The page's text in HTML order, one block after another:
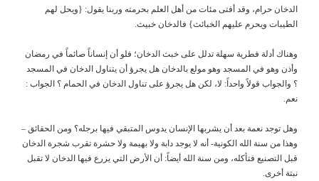
الدخان حرام، وقد أفتى مئات من أهل العلم بحرمته وربنا يقول: {ويحل لهم
الطيبات ويحرم عليهم الخبائث} فالدخان خبيث.
وهناك أدلة فطرية سهلة تدلل على خبث الدخان؛ فلو أن إنساناً صائماً في رمضان
وأذن وهو في المسجد وهو مولع بالدخان هل يجرؤ أن يتناول الدخان في المسجد
؟ والجواب قولاً واحداً: لا، لكن هل يجرؤ على تناول الدخان في الحمام ؟ الجواب :
نعم.
وهل توجد نعمة بعد أن يشربها الإنسان يدوس المتبقي فيها برجله؟ ومن الحقائق –
وهذا من سنة الله الكونية- أنه لا يوجد دابة ولا بهيمة ولا حشرة تقرب شجرة الدخان
قبل التصنيع فتأكله، ومن سنة الله أيضاً: أن الأرض التي يزرع فيها الدخان لا تقبل
نبتة أخرى.